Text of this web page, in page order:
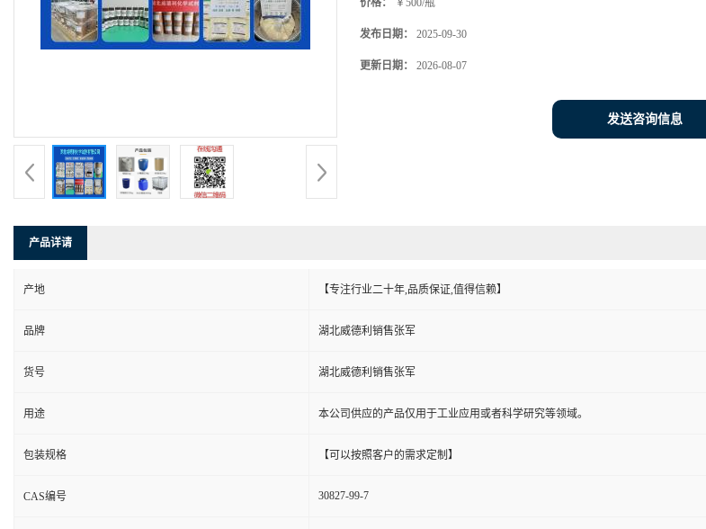
价格： ￥500/瓶
发布日期： 2025-09-30
更新日期： 2026-08-07
发送咨询信息
产品详请
产地 【专注行业二十年,品质保证,值得信赖】
品牌 湖北威德利销售张军
货号 湖北威德利销售张军
用途 本公司供应的产品仅用于工业应用或者科学研究等领域。
包装规格 【可以按照客户的需求定制】
CAS编号 30827-99-7